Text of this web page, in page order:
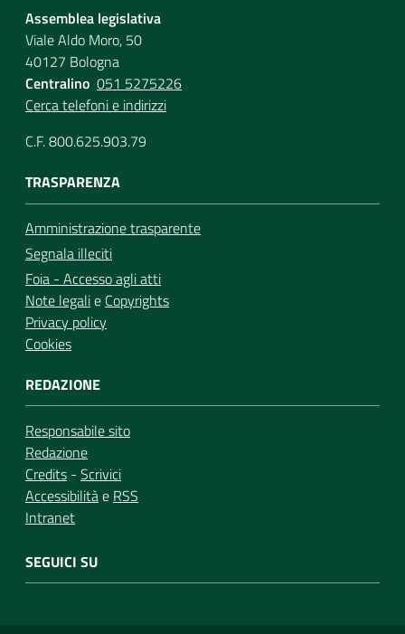
Assemblea legislativa
Viale Aldo Moro, 50
40127 Bologna
Centralino 051 5275226
Cerca telefoni e indirizzi
C.F. 800.625.903.79
TRASPARENZA
Amministrazione trasparente
Segnala illeciti
Foia - Accesso agli atti
Note legalie Copyrights
Privacy policy
Cookies
REDAZIONE
Responsabile sito
Redazione
Credits - Scrivici
Accessibilitàe RSS
Intranet
SEGUICI SU